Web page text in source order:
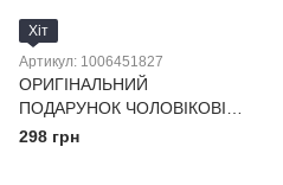
Хіт
Артикул: 1006451827
ОРИГІНАЛЬНИЙ
ПОДАРУНОК ЧОЛОВІКОВІ
КОХАНОМУ ХЛОПЦЕВІ -
298 грн